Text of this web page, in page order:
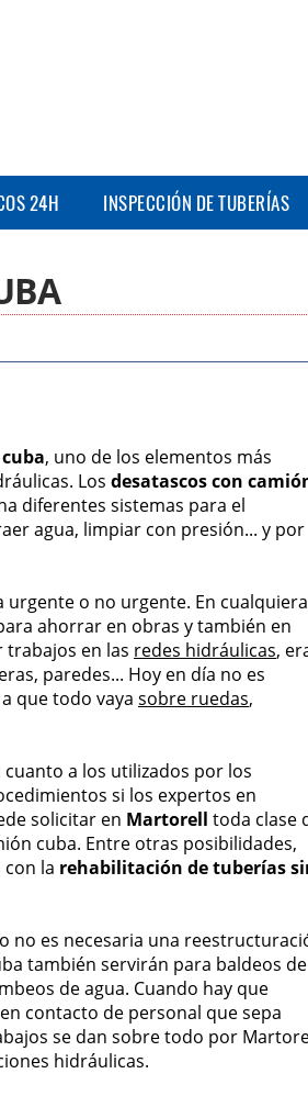
24H INSPECCIÓN DE TUBERÍAS
, uno de los elementos más
Los desatascos con
diferentes sistemas para el
agua, limpiar con presión... y por
o no urgente. En cualquiera
ahorrar en obras y también en
en las redes hidráulicas,
paredes... Hoy en día no es
que todo vaya sobre ruedas,
a los utilizados por los
si los expertos en
solicitar en Martorell toda clase
cuba. Entre otras posibilidades,
la rehabilitación de tuberías
no es necesaria una
también servirán para baldeos de
de agua. Cuando hay que
contacto de personal que sepa
se dan sobre todo por
hidráulicas.